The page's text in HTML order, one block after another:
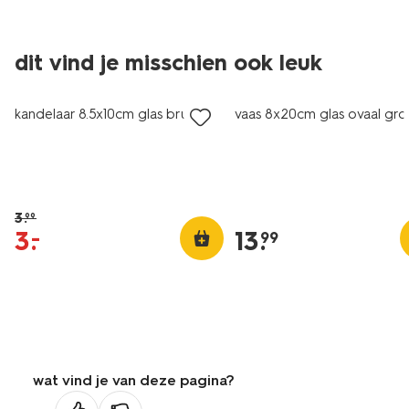
dit vind je misschien ook leuk
sale
kandelaar 8.5x10cm glas bruin
3.99
3.
–
vaas 8x20cm glas ovaal
13.
99
wat vind je van deze pagina?